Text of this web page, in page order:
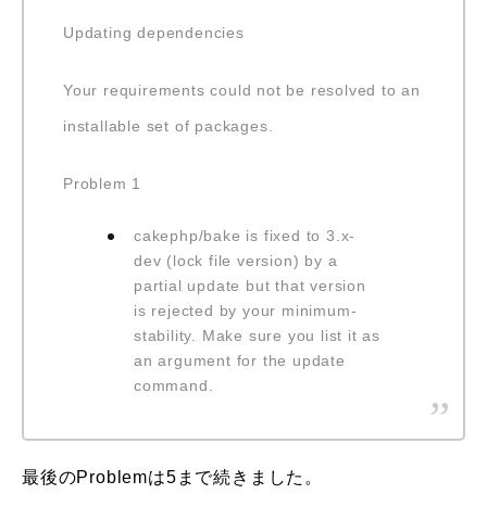
Updating dependencies
Your requirements could not be resolved to an
installable set of packages.
Problem 1
cakephp/bake is fixed to 3.x-
dev (lock file version) by a
partial update but that version
is rejected by your minimum-
stability. Make sure you list it as
an argument for the update
command.
最後のProblemは5まで続きました。